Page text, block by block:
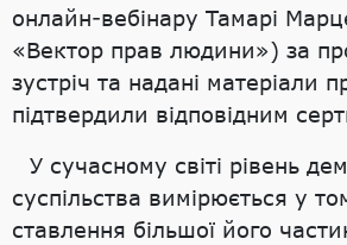
онлайн-вебінару Тамарі
«Вектор прав людини») за
зустріч та надані матеріали
підтвердили відповідним
У сучасному світі рівень
суспільства вимірюється у
ставлення більшої його